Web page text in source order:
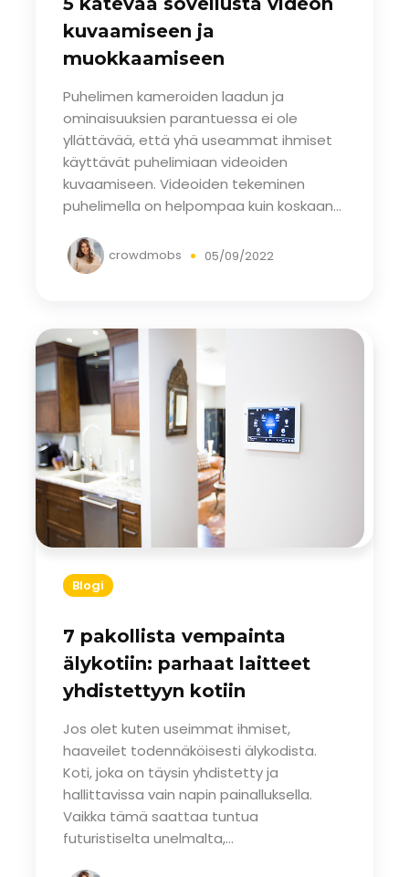
kuvaamiseen ja
muokkaamiseen
puhelimellasi
Puhelimen kameroiden laadun ja
ominaisuuksien parantuessa ei ole
yllättävää, että yhä useammat ihmiset
käyttävät puhelimiaan videoiden
kuvaamiseen. Videoiden tekeminen
puhelimella on helpompaa kuin koskaan...
crowdmobs 05/09/2022
Blogi
7 pakollista vempainta
älykotiin: parhaat laitteet
yhdistettyyn kotiin
Jos olet kuten useimmat ihmiset,
haaveilet todennäköisesti älykodista.
Koti, joka on täysin yhdistetty ja
hallittavissa vain napin painalluksella.
Vaikka tämä saattaa tuntua
futuristiselta unelmalta,...